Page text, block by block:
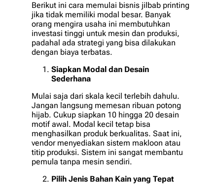
Berikut ini cara memulai bisnis jilbab printing
jika tidak memiliki modal besar. Banyak
orang mengira usaha ini membutuhkan
investasi tinggi untuk mesin dan produksi,
padahal ada strategi yang bisa dilakukan
dengan biaya terbatas.
Siapkan Modal dan Desain
Sederhana
Mulai saja dari skala kecil terlebih dahulu.
Jangan langsung memesan ribuan potong
hijab. Cukup siapkan 10 hingga 20 desain
motif awal. Modal kecil tetap bisa
menghasilkan produk berkualitas. Saat ini,
vendor menyediakan sistem makloon atau
titip produksi. Sistem ini sangat membantu
pemula tanpa mesin sendiri.
Pilih Jenis Bahan Kain yang Tepat